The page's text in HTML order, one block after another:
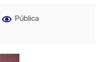
Pública